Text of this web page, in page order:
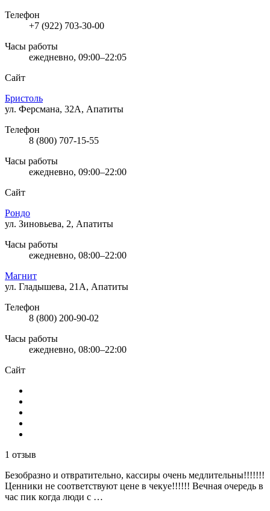
Телефон
+7 (922) 703-30-00
Часы работы
ежедневно, 09:00–22:05
Сайт
Бристоль
ул. Ферсмана, 32А, Апатиты
Телефон
8 (800) 707-15-55
Часы работы
ежедневно, 09:00–22:00
Сайт
Рондо
ул. Зиновьева, 2, Апатиты
Часы работы
ежедневно, 08:00–22:00
Магнит
ул. Гладышева, 21А, Апатиты
Телефон
8 (800) 200-90-02
Часы работы
ежедневно, 08:00–22:00
Сайт
1 отзыв
Безобразно и отвратительно, кассиры очень медлительны!!!!!!!
Ценники не соответствуют цене в чекуе!!!!!! Вечная очередь в
час пик когда люди с …